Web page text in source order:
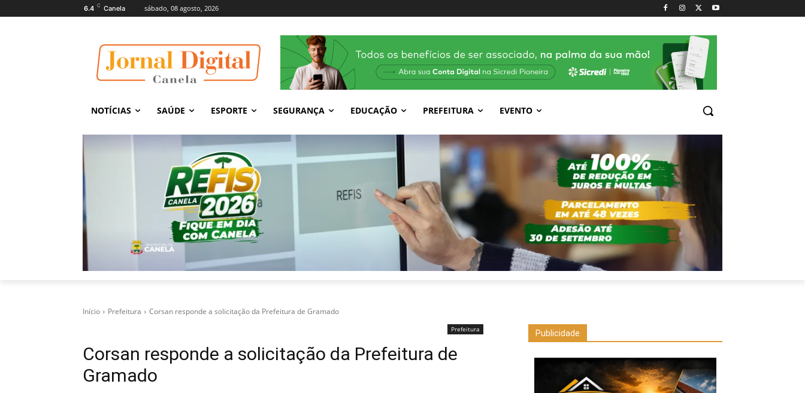
6.4 C Canela sábado, 08 agosto, 2026
NOTÍCIAS SAÚDE ESPORTE SEGURANÇA EDUCAÇÃO PREFEITURA EVENTO
Início Prefeitura Corsan responde a solicitação da Prefeitura de Gramado
Prefeitura
Corsan responde a solicitação da Prefeitura de
Gramado
Publicidade